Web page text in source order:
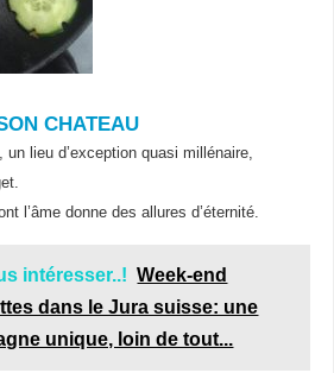
CHATEAU
un lieu d’exception quasi millénaire,
l’âme donne des allures d’éternité.
intéresser..! Week-end
dans le Jura suisse: une
unique, loin de tout...